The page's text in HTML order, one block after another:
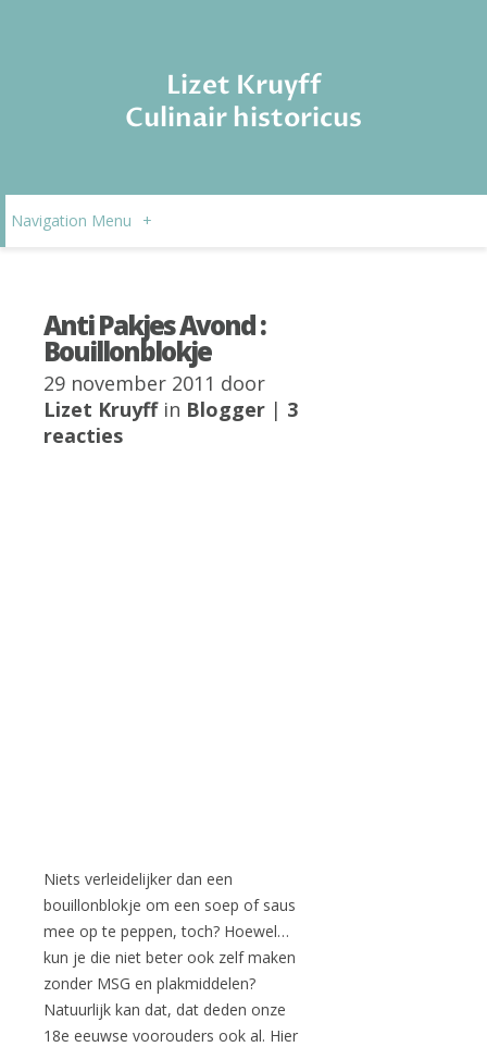
Lizet Kruyff
Culinair historicus
Navigation Menu +
Anti Pakjes Avond :
Bouillonblokje
29 november 2011 door
Lizet Kruyffin Blogger | 3
reacties
Niets verleidelijker dan een
bouillonblokje om een soep of saus
mee op te peppen, toch? Hoewel…
kun je die niet beter ook zelf maken
zonder MSG en plakmiddelen?
Natuurlijk kan dat, dat deden onze
18e eeuwse voorouders ook al. Hier